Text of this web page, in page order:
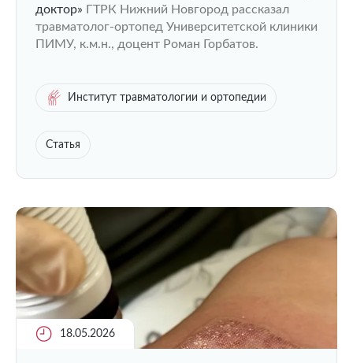
доктор» ГТРК Нижний Новгород рассказал
травматолог-ортопед Университетской клиники
ПИМУ, к.м.н., доцент Роман Горбатов.
Институт травматологии и ортопедии
Статья
18.05.2026